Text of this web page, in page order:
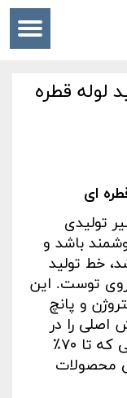
لوله قطره
ای
تولیدی
باشد و
خط تولید
توست. این
و پانچ
اصلی را در
که تا ۷۰٪
محصولات